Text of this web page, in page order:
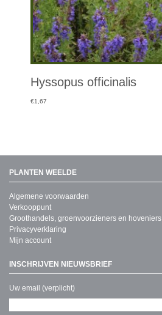
Hyssopus officinalis
€1,67
PLANTEN WEELDE
Algemene voorwaarden
Verkooppunt
Groothandels, groenvoorzieners en hoveniers
Privacyverklaring
Mijn account
INSCHRIJVEN NIEUWSBRIEF
Uw email (verplicht)